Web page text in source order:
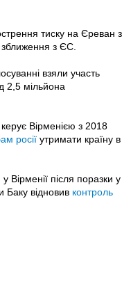
тиску на Єреван з
з ЄС.
взяли участь
2,5 мільйона
Вірменією з 2018
росії утримати країну в
Вірменії після поразки у
Баку відновив контроль